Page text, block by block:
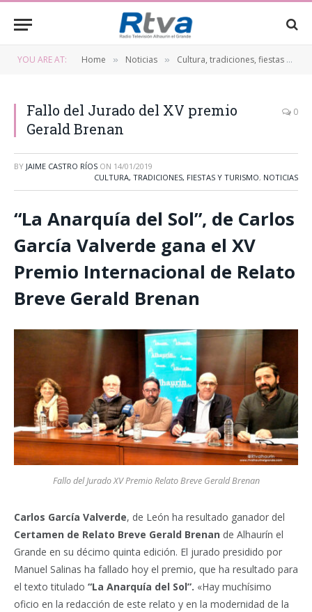
YOU ARE AT: Home » Noticias » Cultura, tradiciones, fiestas y turismo
Fallo del Jurado del XV premio
Gerald Brenan
0
BY JAIME CASTRO RÍOS ON 14/01/2019
CULTURA, TRADICIONES, FIESTAS Y TURISMO, NOTICIAS
“La Anarquía del Sol”, de Carlos
García Valverde gana el XV
Premio Internacional de Relato
Breve Gerald Brenan
Fallo del Jurado XV Premio Relato Breve Gerald Brenan
Carlos García Valverde, de León ha resultado ganador del
Certamen de Relato Breve Gerald Brenan de Alhaurín el
Grande en su décimo quinta edición. El jurado presidido por
Manuel Salinas ha fallado hoy el premio, que ha resultado para
el texto titulado “La Anarquía del Sol”. «Hay muchísimo
oficio en la redacción de este relato y en la modernidad de la